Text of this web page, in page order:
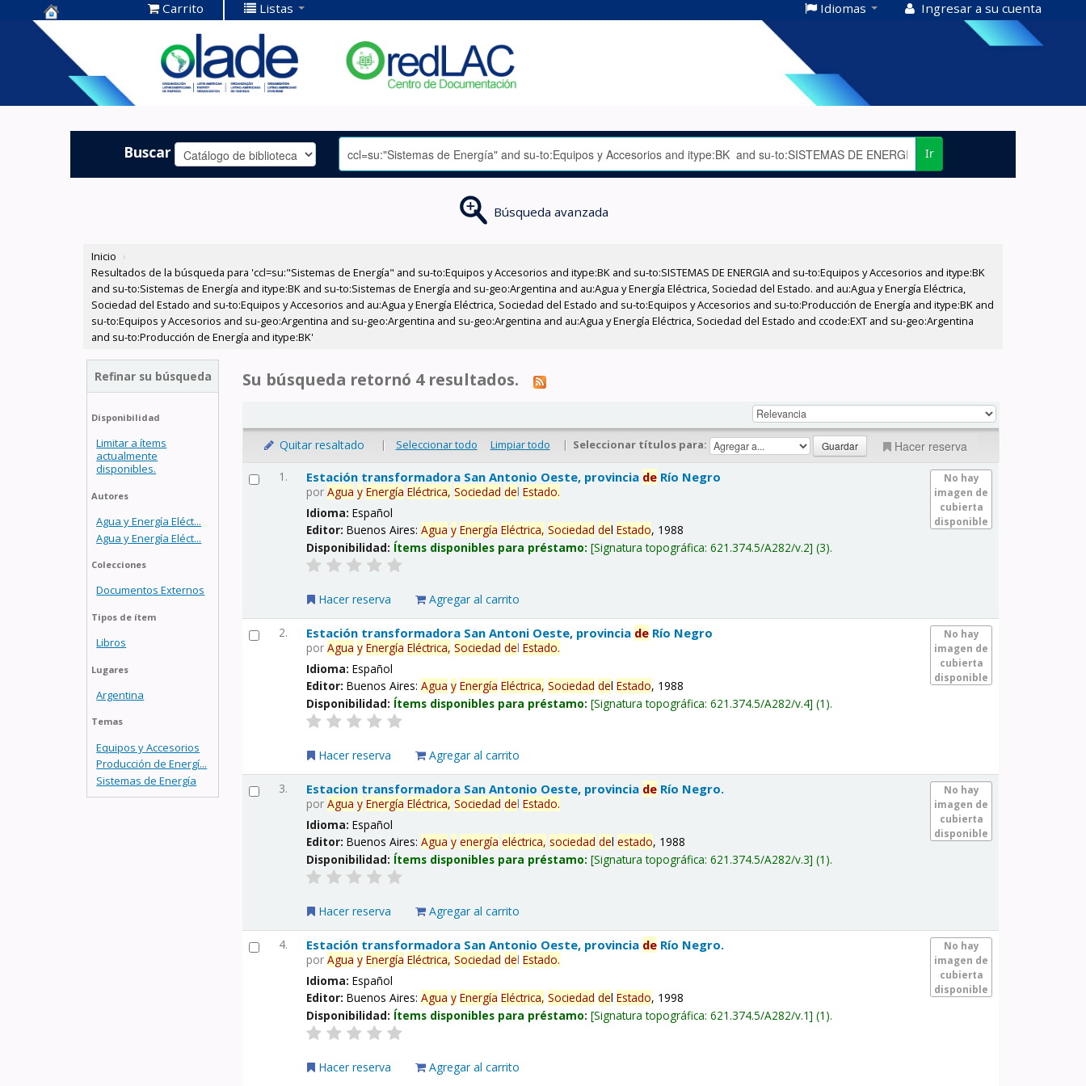
Centro de
Documentación
OLADE -
Carrito Listas Idiomas Ingresar a su cuenta
Buscar Ir
Búsqueda avanzada
Inicio ›
Resultados de la búsqueda para 'ccl=su:"Sistemas de Energía" and su-to:Equipos y Accesorios and itype:BK and su-to:SISTEMAS DE ENERGIA and su-to:Equipos y Accesorios and itype:BK
and su-to:Sistemas de Energía and itype:BK and su-to:Sistemas de Energía and su-geo:Argentina and au:Agua y Energía Eléctrica, Sociedad del Estado. and au:Agua y Energía Eléctrica,
Sociedad del Estado and su-to:Equipos y Accesorios and au:Agua y Energía Eléctrica, Sociedad del Estado and su-to:Equipos y Accesorios and su-to:Producción de Energía and itype:BK and
su-to:Equipos y Accesorios and su-geo:Argentina and su-geo:Argentina and su-geo:Argentina and au:Agua y Energía Eléctrica, Sociedad del Estado and ccode:EXT and su-geo:Argentina
and su-to:Producción de Energía and itype:BK'
Refinar su búsqueda
Disponibilidad
Limitar a ítems
actualmente
disponibles.
Autores
Agua y Energía Eléct...
Agua y Energía Eléct...
Colecciones
Documentos Externos
Tipos de ítem
Libros
Lugares
Argentina
Temas
Equipos y Accesorios
Producción de Energí...
Sistemas de Energía
Su búsqueda retornó 4 resultados.
Quitar resaltado | Seleccionar todo Limpiar todo | Seleccionar títulos para: Hacer reserva
1.
No hay
imagen de
cubierta
disponible
Estación transformadora San Antonio Oeste, provincia de Río Negro
porAgua y Energía Eléctrica, Sociedad delEstado.
Idioma:Español
Editor:Buenos Aires:Agua y Energía Eléctrica, Sociedad delEstado, 1988
Disponibilidad: Ítems disponibles para préstamo: Signatura topográfica:621.374.5/A282/v.2 (3).
Hacer reserva Agregar al carrito
2.
No hay
imagen de
cubierta
disponible
Estación transformadora San Antoni Oeste, provincia de Río Negro
porAgua y Energía Eléctrica, Sociedad delEstado.
Idioma:Español
Editor:Buenos Aires:Agua y Energía Eléctrica, Sociedad delEstado, 1988
Disponibilidad: Ítems disponibles para préstamo: Signatura topográfica:621.374.5/A282/v.4 (1).
Hacer reserva Agregar al carrito
3.
No hay
imagen de
cubierta
disponible
Estacion transformadora San Antonio Oeste, provincia de Río Negro.
porAgua y Energía Eléctrica, Sociedad delEstado.
Idioma:Español
Editor:Buenos Aires:Agua y energía eléctrica, sociedad delestado, 1988
Disponibilidad: Ítems disponibles para préstamo: Signatura topográfica:621.374.5/A282/v.3 (1).
Hacer reserva Agregar al carrito
4.
No hay
imagen de
cubierta
disponible
Estación transformadora San Antonio Oeste, provincia de Río Negro.
porAgua y Energía Eléctrica, Sociedad delEstado.
Idioma:Español
Editor:Buenos Aires:Agua y Energía Eléctrica, Sociedad delEstado, 1998
Disponibilidad: Ítems disponibles para préstamo: Signatura topográfica:621.374.5/A282/v.1 (1).
Hacer reserva Agregar al carrito